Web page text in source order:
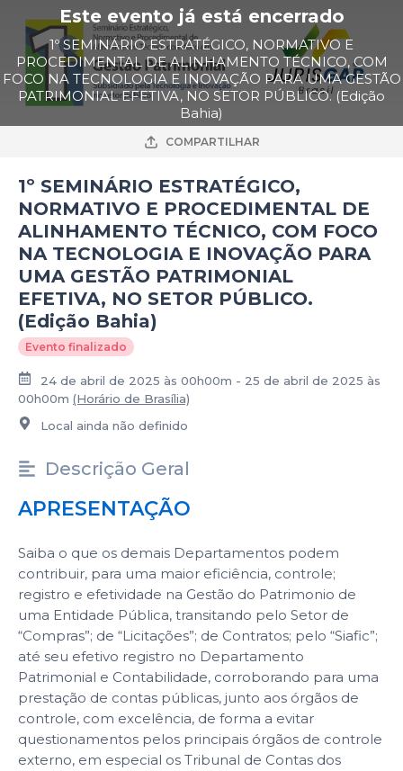
Este evento já está encerrado
1º SEMINÁRIO ESTRATÉGICO, NORMATIVO E
PROCEDIMENTAL DE ALINHAMENTO TÉCNICO, COM
FOCO NA TECNOLOGIA E INOVAÇÃO PARA UMA GESTÃO
PATRIMONIAL EFETIVA, NO SETOR PÚBLICO. (Edição
Bahia)
COMPARTILHAR
1º SEMINÁRIO ESTRATÉGICO,
NORMATIVO E PROCEDIMENTAL DE
ALINHAMENTO TÉCNICO, COM FOCO
NA TECNOLOGIA E INOVAÇÃO PARA
UMA GESTÃO PATRIMONIAL
EFETIVA, NO SETOR PÚBLICO.
(Edição Bahia)
Evento finalizado
24 de abril de 2025 às 00h00m - 25 de abril de 2025 às
00h00m (Horário de Brasília)
Local ainda não definido
Descrição Geral
APRESENTAÇÃO
Saiba o que os demais Departamentos podem
contribuir, para uma maior eficiência, controle;
registro e efetividade na Gestão do Patrimonio de
uma Entidade Pública, transitando pelo Setor de
“Compras”; de “Licitações”; de Contratos; pelo “Siafic”;
até seu efetivo registro no Departamento
Patrimonial e Contabilidade, corroborando para uma
prestação de contas públicas, junto aos órgãos de
controle, com excelência, de forma a evitar
questionamentos pelos principais órgãos de controle
externo, em especial os Tribunal de Contas dos